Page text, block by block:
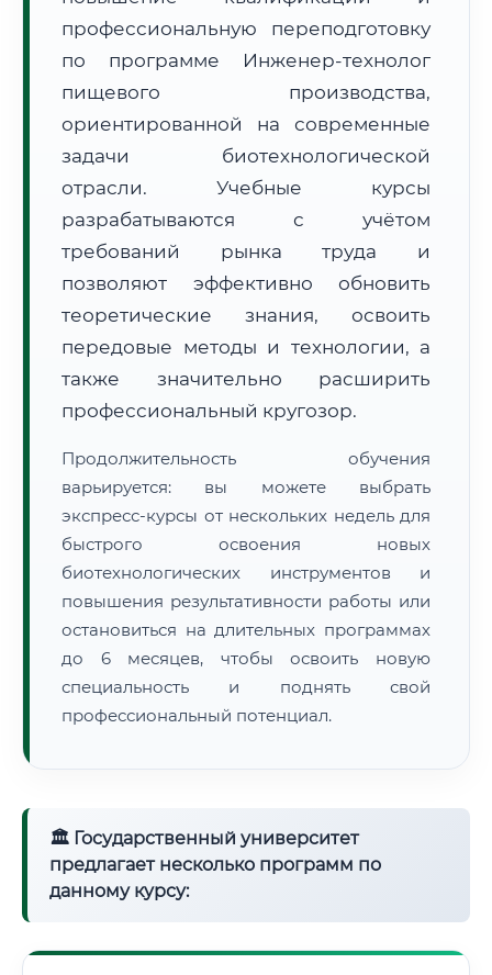
Расчет логистики оригиналов:
• Экспресс-доставка СДЭК / Почтой:4–6 рабочих дней
📜 Документы и аккредитация
🔍Нажмите на документ для увеличения и просмотра
профессиональную переподготовку
по программе Инженер-технолог
пищевого производства,
ориентированной на современные
задачи биотехнологической
отрасли. Учебные курсы
разрабатываются с учётом
требований рынка труда и
позволяют эффективно обновить
теоретические знания, освоить
передовые методы и технологии, а
также значительно расширить
профессиональный кругозор.
Продолжительность обучения
варьируется: вы можете выбрать
экспресс-курсы от нескольких недель для
быстрого освоения новых
биотехнологических инструментов и
повышения результативности работы или
остановиться на длительных программах
до 6 месяцев, чтобы освоить новую
специальность и поднять свой
профессиональный потенциал.
🏛 Государственный университет
предлагает несколько программ по
данному курсу: